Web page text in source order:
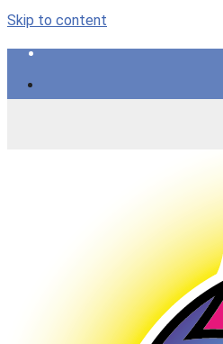
Skip to content